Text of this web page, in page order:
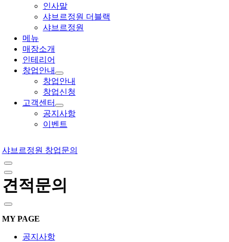
인사말
샤브르정원 더블랙
샤브르정원
메뉴
매장소개
인테리어
창업안내
창업안내
창업신청
고객센터
공지사항
이벤트
샤브르정원 창업문의
견적문의
MY PAGE
공지사항